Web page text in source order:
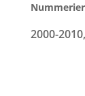
2000-2010,